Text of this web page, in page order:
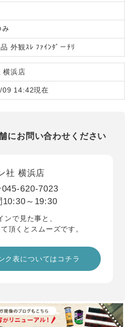
み
外観ｽﾚ ﾌｧｲﾝﾀﾞ－ﾁﾘ
横浜店
09 14:42現在
にお問い合わせください
社 横浜店
045-620-7023
10:30～19:30
で見た事と、
頂くとスムーズです。
ク表についてはコチラ